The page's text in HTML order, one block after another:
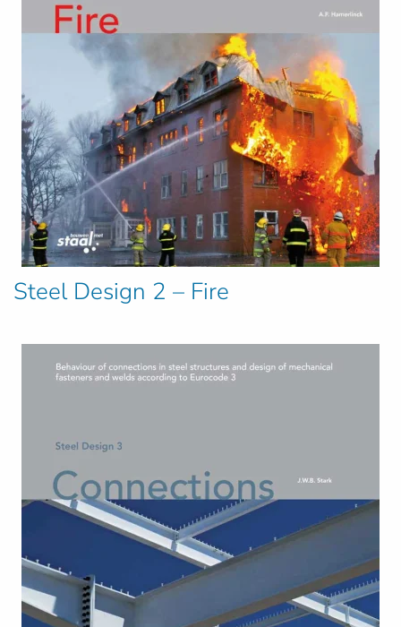
Steel Design 2 – Fire